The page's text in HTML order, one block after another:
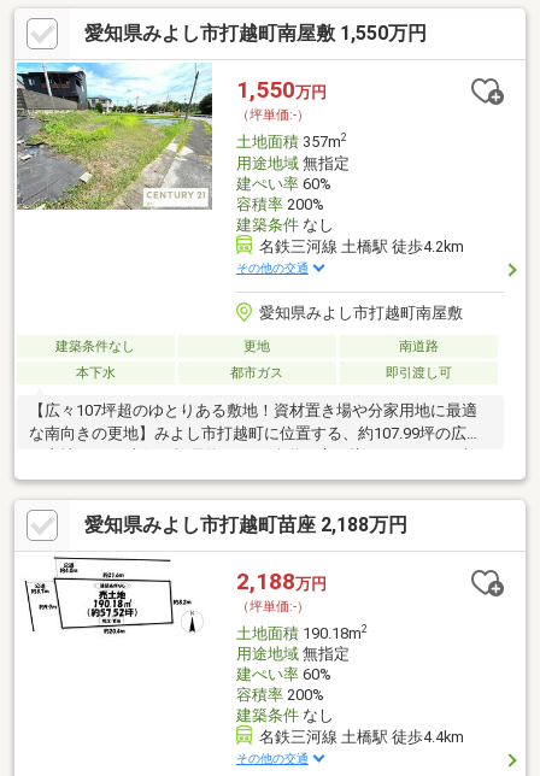
16分）当社では現在、DX推進の一環として電子契約を推奨してお
ります。手続きのスピードアップ及びコスト削減を図るため、従
来の書面契約から電子契約（デジタル締結）への切り替えをお願
いしたく存じます。詳細は担当者へお問い合わせください。
愛知県みよし市打越町南屋敷 1,550万円
1,550万円
（坪単価:-）
土地面積357m2
用途地域無指定
建ぺい率60%
容積率200%
建築条件なし
名鉄三河線 土橋駅 徒歩4.2km
その他の交通
愛知県みよし市打越町南屋敷
建築条件なし 更地
南道路
本下水
都市ガス 即引渡し可
【広々107坪超のゆとりある敷地！資材置き場や分家用地に最適
な南向きの更地】みよし市打越町に位置する、約107.99坪の広大
な土地です 。南側は幅員約9.6mの公道に広く接しており、日当
り・通風ともに良好で、大型車両の出し入れもスムーズに行える
立地条件が整っています 。本物件は建築条件がなく、現況も更地
のため、資材置き場や分家用地としてすぐにご検討いただけます
。市街化調整区域内のため一般建築は不可となりますが、田園風
景が広がる閑静な環境は、多目的な活用に最適です 。坪単価14.4
万円という求めやすい価格も魅力です 。即引渡し可能なこの土地
で、ゆとりある計画を実現しませんか 。
愛知県みよし市打越町苗座 2,188万円
2,188万円
（坪単価:-）
土地面積190.18m2
用途地域無指定
建ぺい率60%
容積率200%
建築条件なし
名鉄三河線 土橋駅 徒歩4.4km
その他の交通